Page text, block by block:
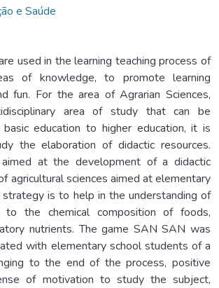
e Saúde
used in the learning teaching process of
of knowledge, to promote learning
fun. For the area of Agrarian Sciences,
area of study that can be
education to higher education, it is
the elaboration of didactic resources.
at the development of a didactic
agricultural sciences aimed at elementary
strategy is to help in the understanding of
to the chemical composition of foods,
nutrients. The game SAN SAN was
with elementary school students of a
to the end of the process, positive
of motivation to study the subject,